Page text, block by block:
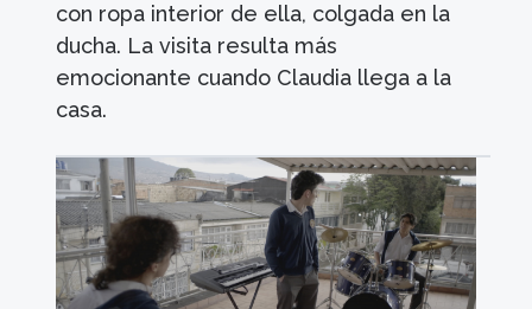
con ropa interior de ella, colgada en la
ducha. La visita resulta más
emocionante cuando Claudia llega a la
casa.